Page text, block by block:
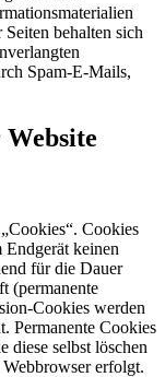
behalten sich
Spam-E-Mails,
Website
Cookies
keinen
für die Dauer
(permanente
Cookies werden
Permanente Cookies
diese selbst löschen
erfolgt.